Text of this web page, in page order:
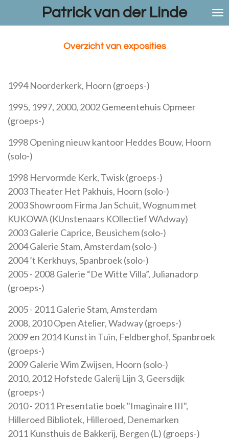
Patrick van der Linde
Overzicht van exposities
1994 Noorderkerk, Hoorn (groeps-)
1995, 1997, 2000, 2002 Gemeentehuis Opmeer
(groeps-)
1998 Opening nieuw kantoor Heddes Bouw, Hoorn
(solo-)
1998 Hervormde Kerk, Twisk (groeps-)
2003 Theater Het Pakhuis, Hoorn (solo-)
2003 Showroom Firma Jan Schuit, Wognum met
KUKOWA (KUnstenaars KOllectief WAdway)
2003 Galerie Caprice, Beusichem (solo-)
2004 Galerie Stam, Amsterdam (solo-)
2004 ’t Kerkhuys, Spanbroek (solo-)
2005 - 2008 Galerie “De Witte Villa”, Julianadorp
(groeps-)
2005 - 2011 Galerie Stam, Amsterdam
2008, 2010 Open Atelier, Wadway (groeps-)
2009 en 2014 Kunst in Tuin, Feldberghof, Spanbroek
(groeps-)
2009 Galerie Wim Zwijsen, Hoorn (solo-)
2010, 2012 Hofstede Galerij Lijn 3, Geersdijk
(groeps-)
2010 - 2011 Presentatie boek "Imaginaire III",
Hilleroed Bibliotek, Hilleroed, Denemarken
2011 Kunsthuis de Bakkerij, Bergen (L) (groeps-)